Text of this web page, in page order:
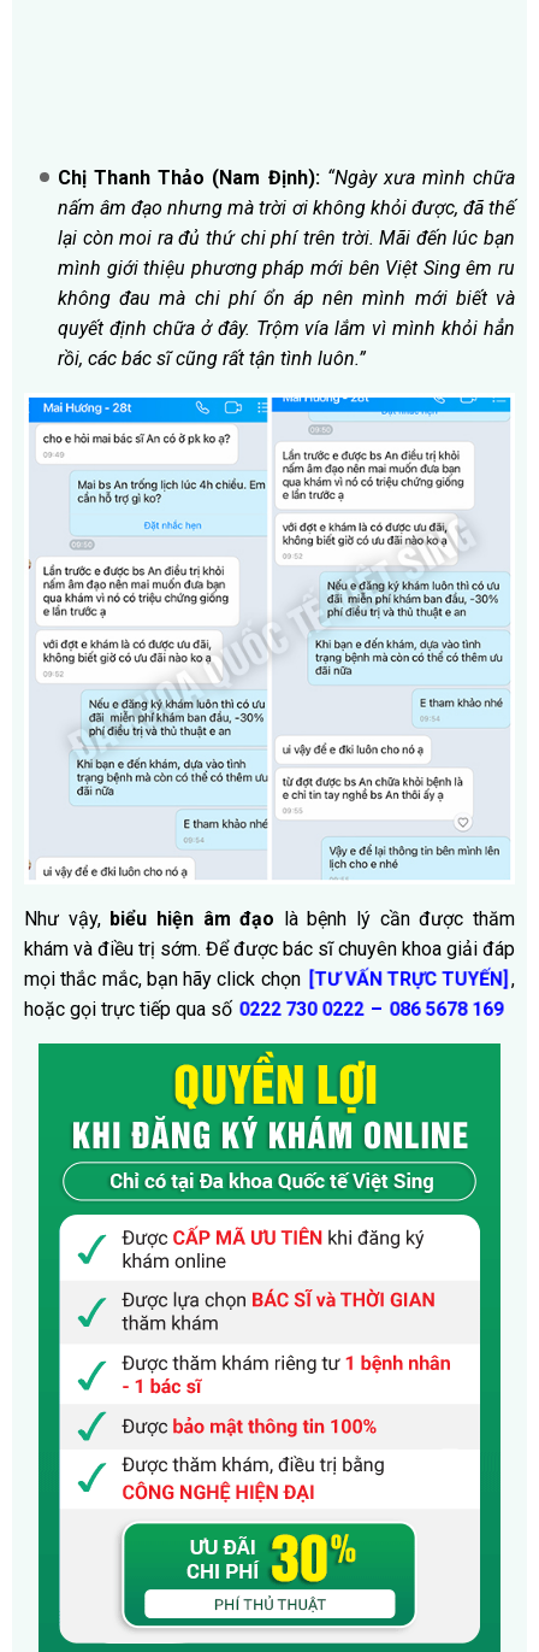
Chị Thanh Thảo (Nam Định):“Ngày xưa mình chữa
nấm âm đạo nhưng mà trời ơi không khỏi được, đã thế
lại còn moi ra đủ thứ chi phí trên trời. Mãi đến lúc bạn
mình giới thiệu phương pháp mới bên Việt Sing êm ru
không đau mà chi phí ổn áp nên mình mới biết và
quyết định chữa ở đây. Trộm vía lắm vì mình khỏi hẳn
rồi, các bác sĩ cũng rất tận tình luôn.”
Như vậy, biểu hiện âm đạo là bệnh lý cần được thăm
khám và điều trị sớm. Để được bác sĩ chuyên khoa giải đáp
mọi thắc mắc, bạn hãy click chọn
[TƯ VẤN TRỰC TUYẾN] ,
hoặc gọi trực tiếp qua số 0222 730 0222 – 086 5678 169